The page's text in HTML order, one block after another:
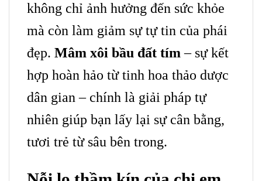
không chỉ ảnh hưởng đến sức khỏe
mà còn làm giảm sự tự tin của phái
đẹp. Mâm xôi bầu đất tím – sự kết
hợp hoàn hảo từ tinh hoa thảo dược
dân gian – chính là giải pháp tự
nhiên giúp bạn lấy lại sự cân bằng,
tươi trẻ từ sâu bên trong.